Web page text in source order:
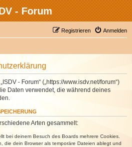
- Forum
Anmelden
Registrieren
- Forum“ („https://www.isdv.net/forum“)
Daten verwendet, die während deines
Arten gesammelt:
bei deinem Besuch des Boards mehrere Cookies.
die dein Browser als temporäre Dateien ablegt und